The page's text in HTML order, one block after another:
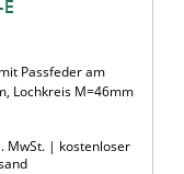
Passfeder am
Lochkreis M=46mm
MwSt. | kostenloser